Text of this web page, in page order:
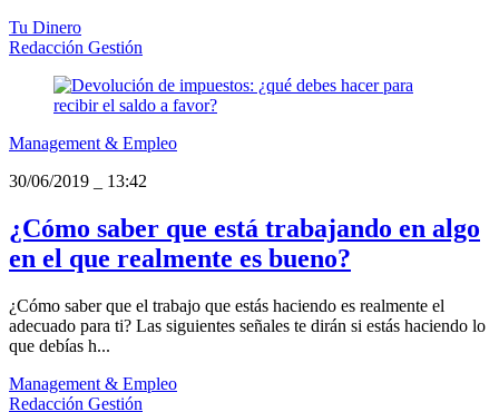
Tu Dinero
Redacción Gestión
Management & Empleo
30/06/2019
13:42
¿Cómo saber que está trabajando en algo
en el que realmente es bueno?
¿Cómo saber que el trabajo que estás haciendo es realmente el
adecuado para ti? Las siguientes señales te dirán si estás haciendo lo
que debías h...
Management & Empleo
Redacción Gestión